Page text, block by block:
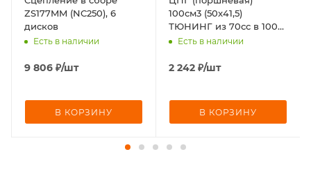
ZS177MM (NC250), 6
дисков
Есть в наличии
9 806 ₽/шт
В КОРЗИНУ
100см3 (50x41,5)
ТЮНИНГ из 70сс в 100сс
Alpha (68,4/69,2/62,8/13)
Есть в наличии
2 242 ₽/шт
В КОРЗИНУ